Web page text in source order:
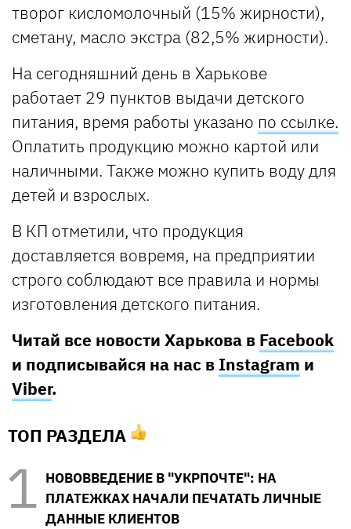
творог кисломолочный (15% жирности),
сметану, масло экстра (82,5% жирности).
На сегодняшний день в Харькове
работает 29 пунктов выдачи детского
питания, время работы указано по ссылке.
Оплатить продукцию можно картой или
наличными. Также можно купить воду для
детей и взрослых.
В КП отметили, что продукция
доставляется вовремя, на предприятии
строго соблюдают все правила и нормы
изготовления детского питания.
Читай все новости Харькова в Facebook
и подписывайся на нас в Instagram и
Viber.
ТОП РАЗДЕЛА
НОВОВВЕДЕНИЕ В "УКРПОЧТЕ": НА
ПЛАТЕЖКАХ НАЧАЛИ ПЕЧАТАТЬ ЛИЧНЫЕ
ДАННЫЕ КЛИЕНТОВ